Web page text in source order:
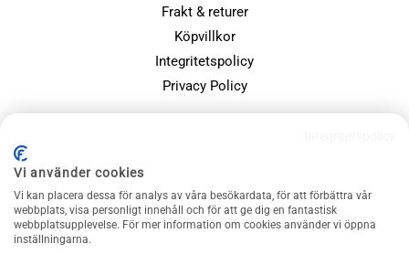
Frakt & returer
Köpvillkor
Integritetspolicy
Privacy Policy
Julklappsspelet
Merchandise
Vi använder cookies
Vi kan placera dessa för analys av våra besökardata, för att förbättra vår
webbplats, visa personligt innehåll och för att ge dig en fantastisk
webbplatsupplevelse. För mer information om cookies använder vi öppna
inställningarna.